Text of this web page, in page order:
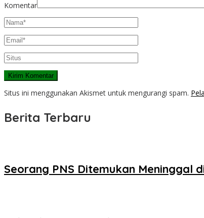
Komentar
Situs ini menggunakan Akismet untuk mengurangi spam.
Berita Terbaru
Seorang PNS Ditemukan Meninggal